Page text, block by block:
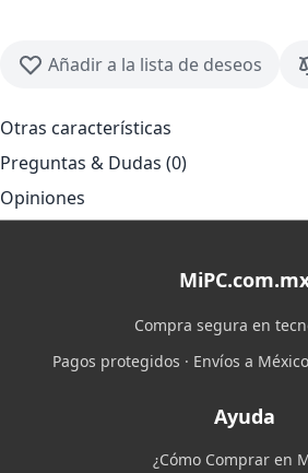
Añadir a la lista de deseos
Otras características
Preguntas & Dudas (0)
Opiniones
Compra segura en
Pagos protegidos · Envíos a
Ayuda
¿Cómo Comprar en